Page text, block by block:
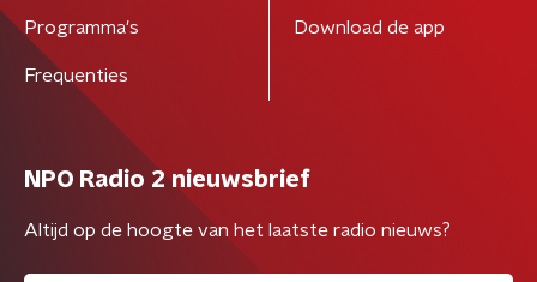
Programma's
Frequenties
Download de app
NPO Radio 2 nieuwsbrief
Altijd op de hoogte van het laatste radio nieuws?